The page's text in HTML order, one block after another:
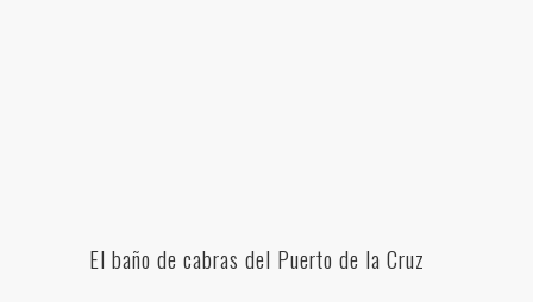
El baño de cabras del Puerto de la Cruz